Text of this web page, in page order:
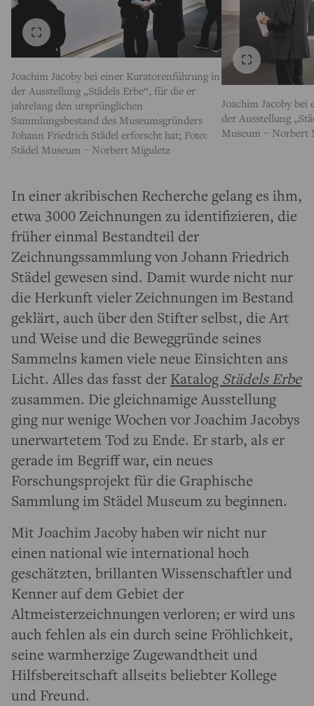
Joachim Jacoby bei einer Kuratorenführung in
der Ausstellung „Städels Erbe“, für die er
jahrelang den ursprünglichen
Sammlungsbestand des Museumsgründers
Johann Friedrich Städel erforscht hat; Foto:
Städel Museum – Norbert Miguletz
Joachim Jacoby
der Ausstellung
Museum – Norbert
In einer akribischen Recherche gelang es ihm,
etwa 3000 Zeichnungen zu identifizieren, die
früher einmal Bestandteil der
Zeichnungssammlung von Johann Friedrich
Städel gewesen sind. Damit wurde nicht nur
die Herkunft vieler Zeichnungen im Bestand
geklärt, auch über den Stifter selbst, die Art
und Weise und die Beweggründe seines
Sammelns kamen viele neue Einsichten ans
Licht. Alles das fasst der Katalog Städels Erbe
zusammen. Die gleichnamige Ausstellung
ging nur wenige Wochen vor Joachim Jacobys
unerwartetem Tod zu Ende. Er starb, als er
gerade im Begriff war, ein neues
Forschungsprojekt für die Graphische
Sammlung im Städel Museum zu beginnen.
Mit Joachim Jacoby haben wir nicht nur
einen national wie international hoch
geschätzten, brillanten Wissenschaftler und
Kenner auf dem Gebiet der
Altmeisterzeichnungen verloren; er wird uns
auch fehlen als ein durch seine Fröhlichkeit,
seine warmherzige Zugewandtheit und
Hilfsbereitschaft allseits beliebter Kollege
und Freund.